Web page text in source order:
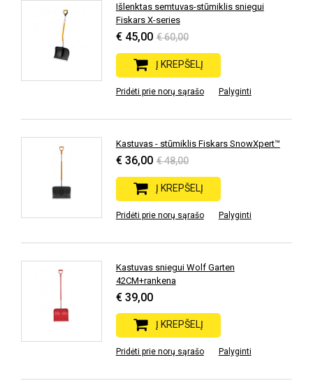
Išlenktas semtuvas-stūmiklis sniegui
Fiskars X-series
€ 45,00 € 60,00
Į KREPŠELĮ
Pridėti prie norų sąrašo Palyginti
Kastuvas - stūmiklis Fiskars SnowXpert™
€ 36,00 € 48,00
Į KREPŠELĮ
Pridėti prie norų sąrašo Palyginti
Kastuvas sniegui Wolf Garten
42CM+rankena
€ 39,00
Į KREPŠELĮ
Pridėti prie norų sąrašo Palyginti